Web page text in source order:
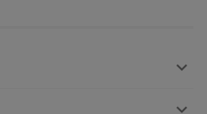

